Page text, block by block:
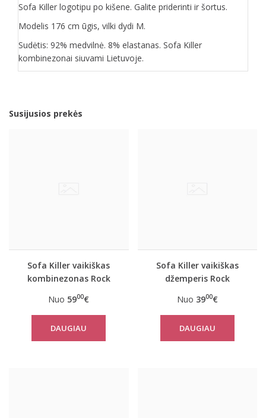
Sofa Killer logotipu po kišene. Galite priderinti ir šortus.
Modelis 176 cm ūgis, vilki dydi M.
Sudėtis: 92% medvilnė. 8% elastanas. Sofa Killer
kombinezonai siuvami Lietuvoje.
Susijusios prekės
Sofa Killer vaikiškas
kombinezonas Rock
Nuo 5900€
DAUGIAU
Sofa Killer vaikiškas
džemperis Rock
Nuo 3900€
DAUGIAU